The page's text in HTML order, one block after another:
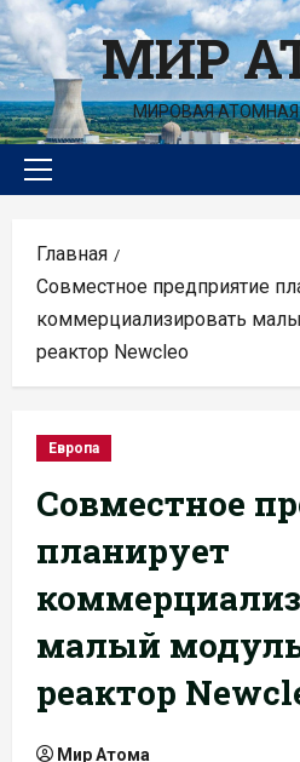
Перейти
к
содержимомуМИР
МИРОВАЯ АТОМНАЯ
Основное
Главная
Совместное предприятие
коммерциализировать
реактор Newcleo
Европа
Совместное
планирует
малый
реактор
Мир Атома